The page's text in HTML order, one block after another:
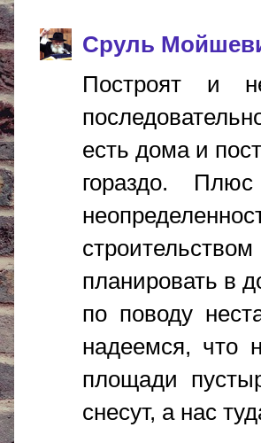
Сруль
Построят и
есть дома и
гораздо.
планировать в
по поводу
надеемся, что
площади
снесут, а нас